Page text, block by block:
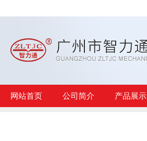
网站首页 公司简介 产品展示